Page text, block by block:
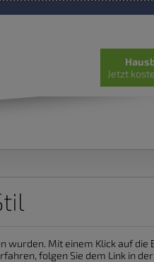
wurden. Mit einem Klick auf die
folgen Sie dem Link in der
Jetzt